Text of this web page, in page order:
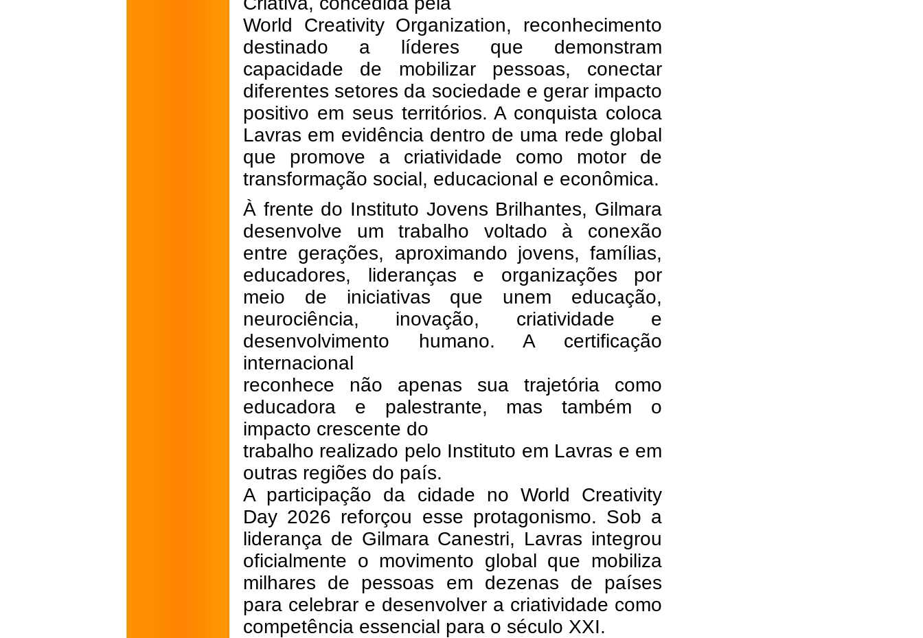
World Creativity Organization, reconhecimento
destinado a líderes que demonstram
capacidade de mobilizar pessoas, conectar
diferentes setores da sociedade e gerar impacto
positivo em seus territórios. A conquista coloca
Lavras em evidência dentro de uma rede global
que promove a criatividade como motor de
transformação social, educacional e econômica.
À frente do Instituto Jovens Brilhantes, Gilmara
desenvolve um trabalho voltado à conexão
entre gerações, aproximando jovens, famílias,
educadores, lideranças e organizações por
meio de iniciativas que unem educação,
neurociência, inovação, criatividade e
desenvolvimento humano. A certificação
internacional
reconhece não apenas sua trajetória como
educadora e palestrante, mas também o
impacto crescente do
trabalho realizado pelo Instituto em Lavras e em
outras regiões do país.
A participação da cidade no World Creativity
Day 2026 reforçou esse protagonismo. Sob a
liderança de Gilmara Canestri, Lavras integrou
oficialmente o movimento global que mobiliza
milhares de pessoas em dezenas de países
para celebrar e desenvolver a criatividade como
competência essencial para o século XXI.